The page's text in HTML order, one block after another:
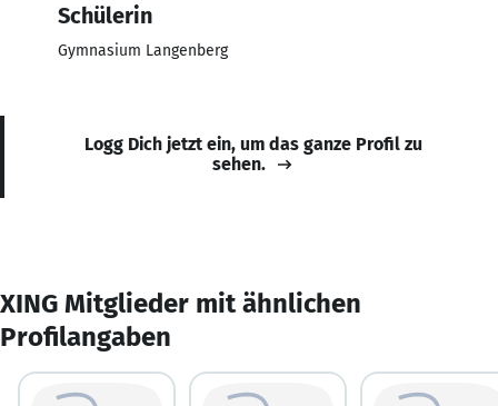
Schülerin
Gymnasium Langenberg
Logg Dich jetzt ein, um das ganze Profil zu
sehen.
XING Mitglieder mit ähnlichen
Profilangaben